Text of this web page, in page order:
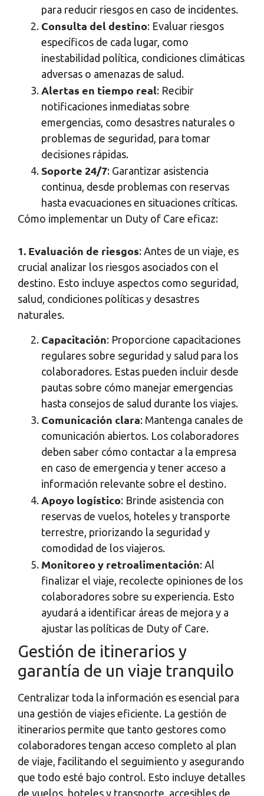
para reducir riesgos en caso de incidentes.
Consulta del destino: Evaluar riesgos
específicos de cada lugar, como
inestabilidad política, condiciones climáticas
adversas o amenazas de salud.
Alertas en tiempo real: Recibir
notificaciones inmediatas sobre
emergencias, como desastres naturales o
problemas de seguridad, para tomar
decisiones rápidas.
Soporte 24/7: Garantizar asistencia
continua, desde problemas con reservas
hasta evacuaciones en situaciones críticas.
Cómo implementar un Duty of Care eficaz:
1. Evaluación de riesgos: Antes de un viaje, es
crucial analizar los riesgos asociados con el
destino. Esto incluye aspectos como seguridad,
salud, condiciones políticas y desastres
naturales.
Capacitación: Proporcione capacitaciones
regulares sobre seguridad y salud para los
colaboradores. Estas pueden incluir desde
pautas sobre cómo manejar emergencias
hasta consejos de salud durante los viajes.
Comunicación clara: Mantenga canales de
comunicación abiertos. Los colaboradores
deben saber cómo contactar a la empresa
en caso de emergencia y tener acceso a
información relevante sobre el destino.
Apoyo logístico: Brinde asistencia con
reservas de vuelos, hoteles y transporte
terrestre, priorizando la seguridad y
comodidad de los viajeros.
Monitoreo y retroalimentación: Al
finalizar el viaje, recolecte opiniones de los
colaboradores sobre su experiencia. Esto
ayudará a identificar áreas de mejora y a
ajustar las políticas de Duty of Care.
Gestión de itinerarios y
garantía de un viaje tranquilo
Centralizar toda la información es esencial para
una gestión de viajes eficiente. La gestión de
itinerarios permite que tanto gestores como
colaboradores tengan acceso completo al plan
de viaje, facilitando el seguimiento y asegurando
que todo esté bajo control. Esto incluye detalles
de vuelos, hoteles y transporte, accesibles de